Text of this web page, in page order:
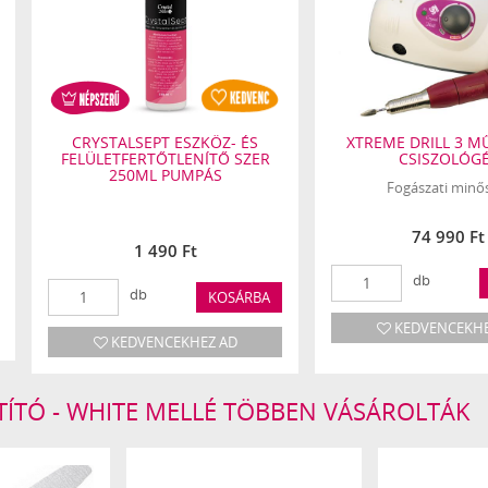
Használati Útmutató (HU)
Manual
CRYSTALSEPT ESZKÖZ- ÉS
FELÜLETFERTŐTLENÍTŐ SZER
250ML PUMPÁS
1 490 Ft
db KOSÁRBA
KEDVENCEKHEZ AD
XTREME DRILL 3
Fogászati
74 990 Ft
db
- WHITE MELLÉ TÖBBEN VÁSÁROLTÁK